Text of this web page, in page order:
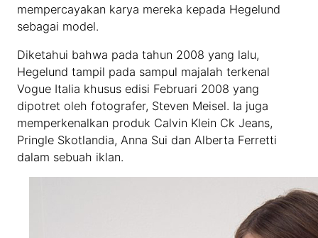
mempercayakan karya mereka kepada Hegelund
sebagai model.
Diketahui bahwa pada tahun 2008 yang lalu,
Hegelund tampil pada sampul majalah terkenal
Vogue Italia khusus edisi Februari 2008 yang
dipotret oleh fotografer, Steven Meisel. Ia juga
memperkenalkan produk Calvin Klein Ck Jeans,
Pringle Skotlandia, Anna Sui dan Alberta Ferretti
dalam sebuah iklan.